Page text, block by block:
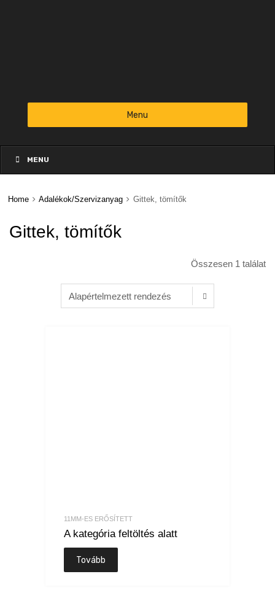
Menu
to
contentMENU
Home Adalékok/Szervizanyag Gittek, tömítők
Gittek, tömítők
Összesen 1 találat
11MM-ES ERŐSÍTETT
A kategória feltöltés alatt
Tovább